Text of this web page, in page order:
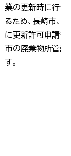
業の更新時に行う
るため、長崎市、
に更新許可申請を
市の廃棄物所管課
す。